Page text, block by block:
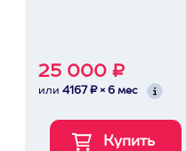
25 000 ₽
или 4167 ₽ × 6 мес